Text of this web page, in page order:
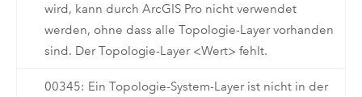
wird, kann durch ArcGIS Pro nicht verwendet
werden, ohne dass alle Topologie-Layer vorhanden
sind. Der Topologie-Layer <Wert> fehlt.
00345: Ein Topologie-System-Layer ist nicht in der